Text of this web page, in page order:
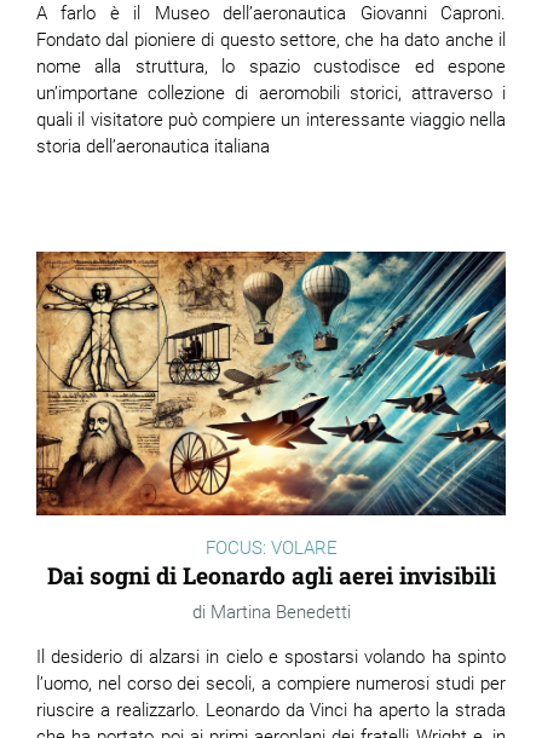
A farlo è il Museo dell’aeronautica Giovanni Caproni.
Fondato dal pioniere di questo settore, che ha dato anche il
nome alla struttura, lo spazio custodisce ed espone
un’importane collezione di aeromobili storici, attraverso i
quali il visitatore può compiere un interessante viaggio nella
storia dell’aeronautica italiana
FOCUS: VOLARE
Dai sogni di Leonardo agli aerei invisibili
Martina Benedetti
Il desiderio di alzarsi in cielo e spostarsi volando ha spinto
l’uomo, nel corso dei secoli, a compiere numerosi studi per
riuscire a realizzarlo. Leonardo da Vinci ha aperto la strada